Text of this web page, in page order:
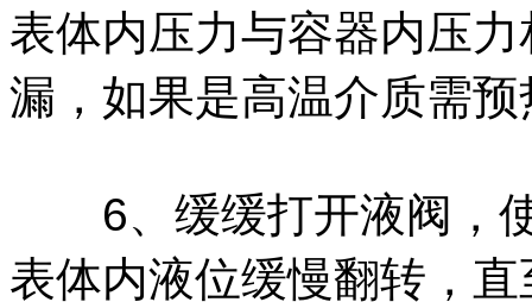
表体内压力与容器内压
漏，如果是高温介质需
6、缓缓打开液阀，使
表体内液位缓慢翻转，